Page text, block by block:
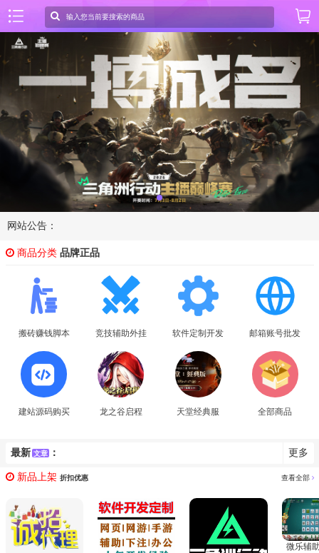
网站公告：
商品分类 品牌正品
搬砖赚钱脚本 竞技辅助外挂 软件定制开发 邮箱账号批发
建站源码购买 龙之谷启程 天堂经典服 全部商品
最新 文章 ： 更多
新品上架 折扣优惠 查看全部
微乐辅